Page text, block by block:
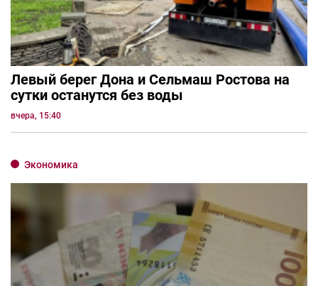
Левый берег Дона и Сельмаш Ростова на
сутки останутся без воды
вчера, 15:40
Экономика